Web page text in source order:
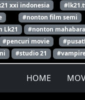
xxi indonesia
#nonton film semi
Lk21 #nonton
#pencuri movie
#studio 21
HOME